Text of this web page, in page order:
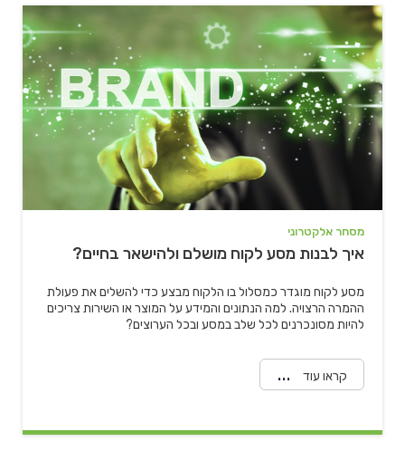
מסחר אלקטרוני
איך לבנות מסע לקוח מושלם ולהישאר בחיים?
מסע לקוח מוגדר כמסלול בו הלקוח מבצע כדי להשלים את פעולת
ההמרה הרצויה. למה הנתונים והמידע על המוצר או השירות צריכים
להיות מסונכרנים לכל שלב במסע ובכל הערוצים?
קראו עוד